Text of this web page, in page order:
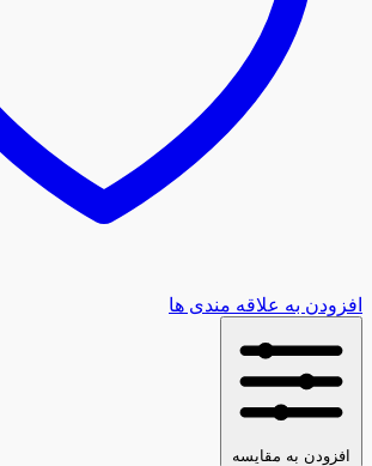
افزودن به علاقه مندی ها
افزودن به مقایسه